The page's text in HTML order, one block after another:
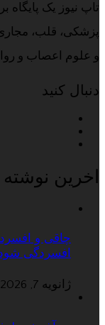
تاپ نیوز یک پایگاه
پزشکی، قلب، مجاری
و علوم اعصاب و
دنبال کنید
اخرین نوشته
چاقی و
افسردگی
ژانویه 7, 2026